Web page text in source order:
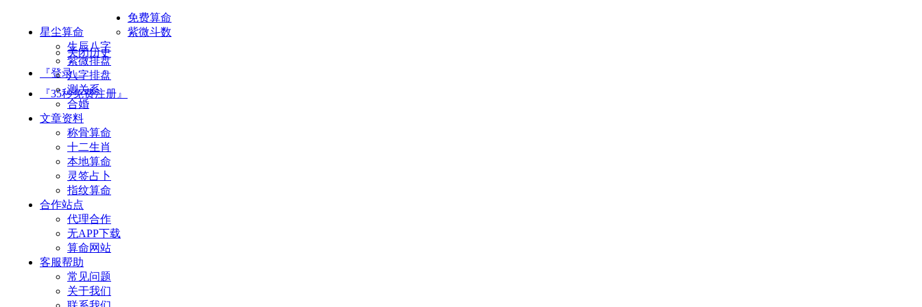
星尘算命
关闭历史
『登录』
『35秒免费注册』
免费算命
紫微斗数
生辰八字
紫微排盘
八字排盘
测关系
合婚
文章资料
称骨算命
十二生肖
本地算命
灵签占卜
指纹算命
合作站点
代理合作
无APP下载
算命网站
客服帮助
常见问题
关于我们